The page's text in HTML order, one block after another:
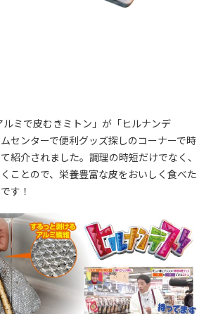
ルミで皮むきミトン」が「ヒルナンデ
センターで便利グッズ探しのコーナーで時
紹介されました。調理の時短だけでなく、
ことので、栄養豊富な皮をおいしく食べた
す！